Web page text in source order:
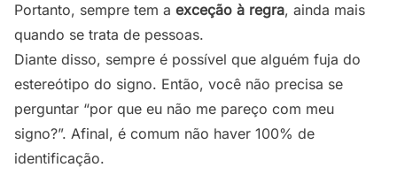
Portanto, sempre tem a exceção à regra, ainda mais
quando se trata de pessoas.
Diante disso, sempre é possível que alguém fuja do
estereótipo do signo. Então, você não precisa se
perguntar “por que eu não me pareço com meu
signo?”. Afinal, é comum não haver 100% de
identificação.